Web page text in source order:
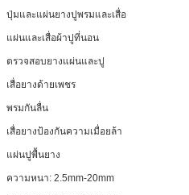
ปุ่มและแผ่นยางปูพรมและเสื่อ
แผ่นและเสื่อผ้าปูที่นอน
ตรวจสอบยางแผ่นและปู
เสื่อยางด้ายเพชร
พรมกันลื่น
เสื่อยางป้องกันความเมื่อยล้า
แผ่นปูพื้นยาง
ความหนา: 2.5mm-20mm